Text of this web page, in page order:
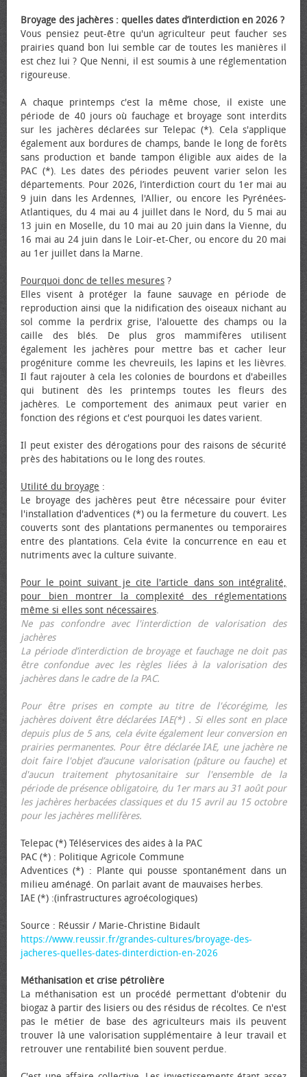
Broyage des jachères : quelles dates d’interdiction en 2026 ?
Vous pensiez peut-être qu'un agriculteur peut faucher ses
prairies quand bon lui semble car de toutes les manières il
est chez lui ? Que Nenni, il est soumis à une réglementation
rigoureuse.
A chaque printemps c'est la même chose, il existe une
période de 40 jours où fauchage et broyage sont interdits
sur les jachères déclarées sur Telepac (*). Cela s'applique
également aux bordures de champs, bande le long de forêts
sans production et bande tampon éligible aux aides de la
PAC (*). Les dates des périodes peuvent varier selon les
départements. Pour 2026, l’interdiction court du 1er mai au
9 juin dans les Ardennes, l'Allier, ou encore les Pyrénées-
Atlantiques, du 4 mai au 4 juillet dans le Nord, du 5 mai au
13 juin en Moselle, du 10 mai au 20 juin dans la Vienne, du
16 mai au 24 juin dans le Loir-et-Cher, ou encore du 20 mai
au 1er juillet dans la Marne.
Pourquoi donc de telles mesures ?
Elles visent à protéger la faune sauvage en période de
reproduction ainsi que la nidification des oiseaux nichant au
sol comme la perdrix grise, l'alouette des champs ou la
caille des blés. De plus gros mammifères utilisent
également les jachères pour mettre bas et cacher leur
progéniture comme les chevreuils, les lapins et les lièvres.
Il faut rajouter à cela les colonies de bourdons et d'abeilles
qui butinent dès les printemps toutes les fleurs des
jachères. Le comportement des animaux peut varier en
fonction des régions et c'est pourquoi les dates varient.
Il peut exister des dérogations pour des raisons de sécurité
près des habitations ou le long des routes.
Utilité du broyage :
Le broyage des jachères peut être nécessaire pour éviter
l'installation d'adventices (*) ou la fermeture du couvert. Les
couverts sont des plantations permanentes ou temporaires
entre des plantations. Cela évite la concurrence en eau et
nutriments avec la culture suivante.
Pour le point suivant je cite l'article dans son intégralité,
pour bien montrer la complexité des réglementations
même si elles sont nécessaires.
Ne pas confondre avec l'interdiction de valorisation des
jachères
La période d’interdiction de broyage et fauchage ne doit pas
être confondue avec les règles liées à la valorisation des
jachères dans le cadre de la PAC.
Pour être prises en compte au titre de l'écorégime, les
jachères doivent être déclarées IAE(*) . Si elles sont en place
depuis plus de 5 ans, cela évite également leur conversion en
prairies permanentes. Pour être déclarée IAE, une jachère ne
doit faire l'objet d’aucune valorisation (pâture ou fauche) et
d'aucun traitement phytosanitaire sur l'ensemble de la
période de présence obligatoire, du 1er mars au 31 août pour
les jachères herbacées classiques et du 15 avril au 15 octobre
pour les jachères mellifères.
Telepac (*) Téléservices des aides à la PAC
PAC (*) : Politique Agricole Commune
Adventices (*) : Plante qui pousse spontanément dans un
milieu aménagé. On parlait avant de mauvaises herbes.
IAE (*) :(infrastructures agroécologiques)
Source : Réussir / Marie-Christine Bidault
https://www.reussir.fr/grandes-cultures/broyage-des-
jacheres-quelles-dates-dinterdiction-en-2026
Méthanisation et crise pétrolière
La méthanisation est un procédé permettant d'obtenir du
biogaz à partir des lisiers ou des résidus de récoltes. Ce n'est
pas le métier de base des agriculteurs mais ils peuvent
trouver là une valorisation supplémentaire à leur travail et
retrouver une rentabilité bien souvent perdue.